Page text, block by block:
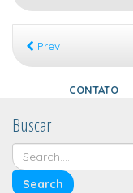
Prev
CONTATO
Buscar